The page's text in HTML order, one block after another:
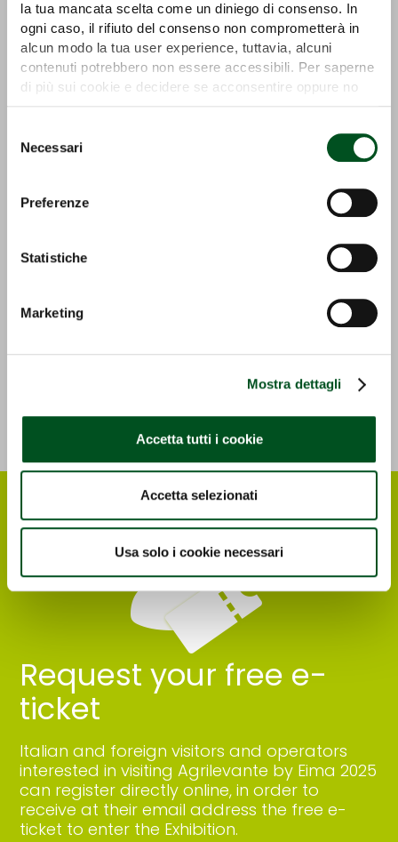
la tua mancata scelta come un diniego di consenso. In
ogni caso, il rifiuto del consenso non comprometterà in
alcun modo la tua user experience, tuttavia, alcuni
contenuti potrebbero non essere accessibili. Per saperne
di più sui cookie e decidere se acconsentire oppure no
delNecessari
Preferenze
Statistiche
Marketing
Mostra dettagli
Accetta tutti i cookie
Accetta selezionati
Usa solo i cookie necessari
Request your free e-
ticket
Italian and foreign visitors and operators
interested in visiting Agrilevante by Eima 2025
can register directly online, in order to
receive at their email address the free e-
ticket to enter the Exhibition.